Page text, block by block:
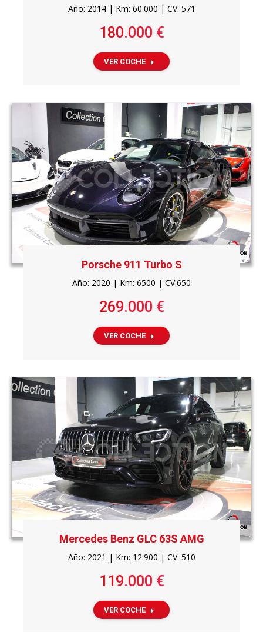
Año: 2014 | Km: 60.000 | CV: 571
180.000 €
VER COCHE
Porsche 911 Turbo S
Año: 2020 | Km: 6500 | CV:650
269.000 €
VER COCHE
Mercedes Benz GLC 63S AMG
Año: 2021 | Km: 12.900 | CV: 510
119.000 €
VER COCHE